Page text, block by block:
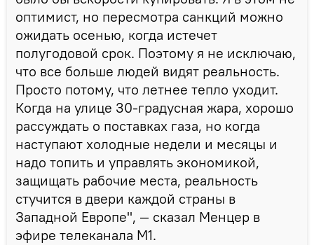
оптимист, но пересмотра санкций можно
ожидать осенью, когда истечет
полугодовой срок. Поэтому я не исключаю,
что все больше людей видят реальность.
Просто потому, что летнее тепло уходит.
Когда на улице 30-градусная жара, хорошо
рассуждать о поставках газа, но когда
наступают холодные недели и месяцы и
надо топить и управлять экономикой,
защищать рабочие места, реальность
стучится в двери каждой страны в
Западной Европе", — сказал Менцер в
эфире телеканала М1.